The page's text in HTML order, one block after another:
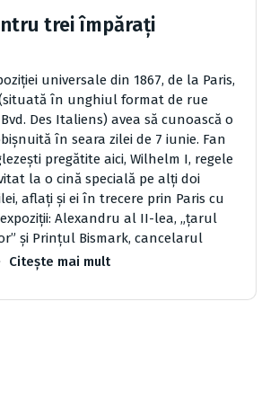
trei împăraţi
universale din 1867, de la Paris,
(situată în unghiul format de rue
Des Italiens) avea să cunoască o
în seara zilei de 7 iunie. Fan
pregătite aici, Wilhelm I, regele
la o cină specială pe alţi doi
aflaţi şi ei în trecere prin Paris cu
Alexandru al II-lea, „ţarul
şi Prinţul Bismark, cancelarul
Citește mai mult